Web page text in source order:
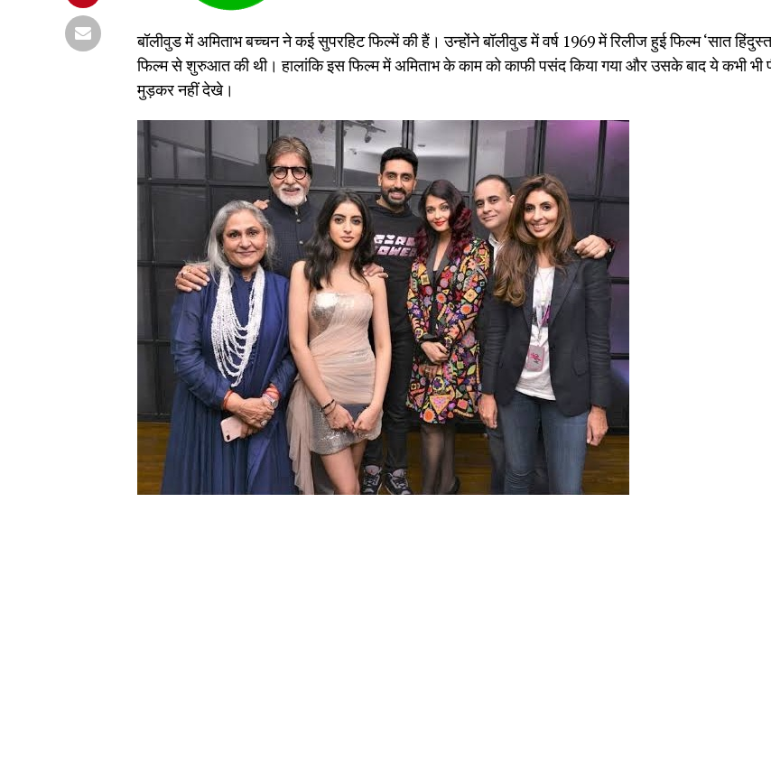
बॉलीवुड में अमिताभ बच्चन ने कई सुपरहिट फिल्में की हैं। उन्होंने बॉलीवुड में वर्ष 1969 में रिलीज हुई फिल्म ‘सात
फिल्म से शुरुआत की थी। हालांकि इस फिल्म में अमिताभ के काम को काफी पसंद किया गया और उसके बाद ये कभी भी
मुड़कर नहीं देखे।